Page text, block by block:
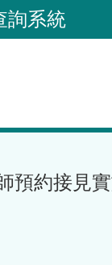
詢系統
預約接見